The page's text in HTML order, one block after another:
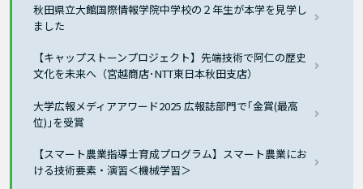
秋田県立大館国際情報学院中学校の２年生が本学を見学し
ました
【キャップストーンプロジェクト】先端技術で阿仁の歴史
文化を未来へ（宮越商店･NTT東日本秋田支店）
大学広報メディアアワード2025 広報誌部門で｢金賞(最高
位)｣を受賞
【スマート農業指導士育成プログラム】スマート農業にお
ける技術要素・演習＜機械学習＞